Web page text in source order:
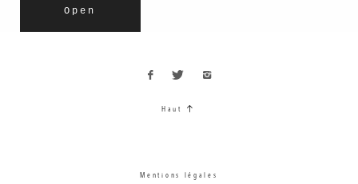
Open
Mentions légales
Haut